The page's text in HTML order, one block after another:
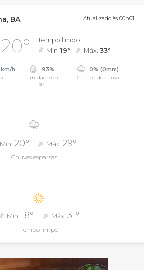
BA Atualizado às 00h01
20°
Tempo limpo
Mín.19° Máx.33°
km/h 93%
Umidade do
ar
0% (0mm)
Chance de chuva
Mín. 20° Máx. 29°
Chuvas esparsas
Mín. 18° Máx.31°
Tempo limpo